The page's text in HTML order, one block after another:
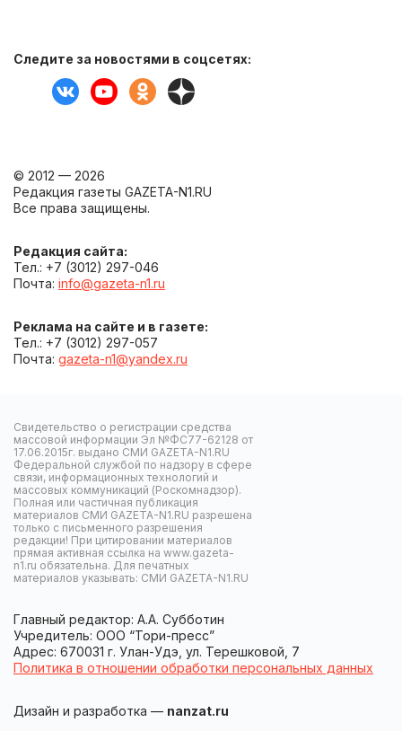
Следите за новостями в соцсетях:
© 2012 — 2026
Редакция газеты GAZETA-N1.RU
Все права защищены.
Редакция сайта:
Тел.: +7 (3012) 297-046
Почта: info@gazeta-n1.ru
Реклама на сайте и в газете:
Тел.: +7 (3012) 297-057
Почта: gazeta-n1@yandex.ru
Свидетельство о регистрации средства
массовой информации Эл №ФС77-62128 от
17.06.2015г. выдано СМИ GAZETA-N1.RU
Федеральной службой по надзору в сфере
связи, информационных технологий и
массовых коммуникаций (Роскомнадзор).
Полная или частичная публикация
материалов СМИ GAZETA-N1.RU разрешена
только с письменного разрешения
редакции! При цитировании материалов
прямая активная ссылка на www.gazeta-
n1.ru обязательна. Для печатных
материалов указывать: СМИ GAZETA-N1.RU
Главный редактор: А.А. Субботин
Учредитель: ООО “Тори-пресс”
Адрес: 670031 г. Улан-Удэ, ул. Терешковой, 7
Политика в отношении обработки персональных данных
Дизайн и разработка — nanzat.ru